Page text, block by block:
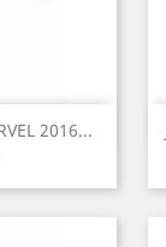
2016...